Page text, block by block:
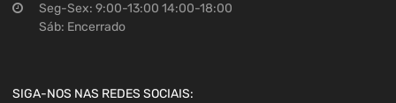
Seg-Sex: 9:00-13:00 14:00-18:00
Sáb: Encerrado
SIGA-NOS NAS REDES SOCIAIS: